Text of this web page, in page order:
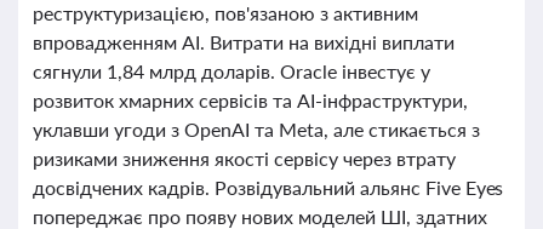
реструктуризацією, пов'язаною з активним
впровадженням AI. Витрати на вихідні виплати
сягнули 1,84 млрд доларів. Oracle інвестує у
розвиток хмарних сервісів та AI-інфраструктури,
уклавши угоди з OpenAI та Meta, але стикається з
ризиками зниження якості сервісу через втрату
досвідчених кадрів. Розвідувальний альянс Five Eyes
попереджає про появу нових моделей ШІ, здатних